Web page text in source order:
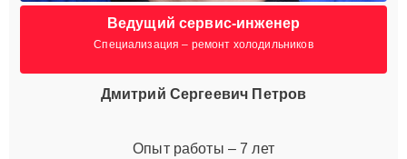
Ведущий сервис-инженер
Специализация – ремонт холодильников
Дмитрий Сергеевич Петров
Опыт работы – 7 лет